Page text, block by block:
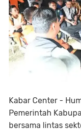
Kabar Center -
Pemerintah
bersama lintas